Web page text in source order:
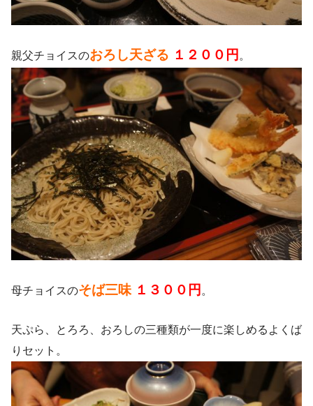
親父チョイスのおろし天ざる １２００円 。
母チョイスのそば三味 １３００円 。
天ぷら、とろろ、おろしの三種類が一度に楽しめるよくば
りセット。